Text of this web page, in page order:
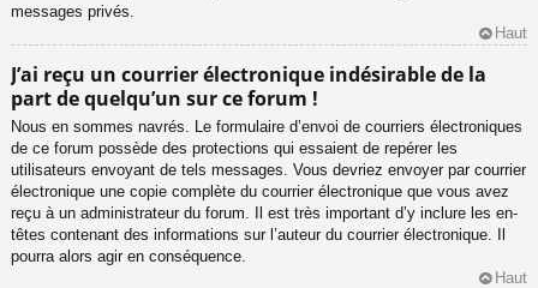
messages privés.
Haut
J’ai reçu un courrier électronique indésirable de la
part de quelqu’un sur ce forum !
Nous en sommes navrés. Le formulaire d’envoi de courriers électroniques
de ce forum possède des protections qui essaient de repérer les
utilisateurs envoyant de tels messages. Vous devriez envoyer par courrier
électronique une copie complète du courrier électronique que vous avez
reçu à un administrateur du forum. Il est très important d’y inclure les en-
têtes contenant des informations sur l’auteur du courrier électronique. Il
pourra alors agir en conséquence.
Haut